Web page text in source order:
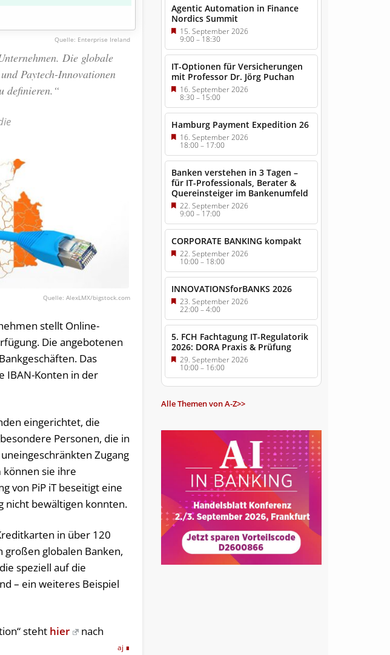
Enterprise Ireland
Die globale
Paytech-Innovationen
definieren.“
AlexLMX/bigstock.com
stellt Online-
Die angebotenen
Das
IBAN-Konten in der
eingerichtet, die
Personen, die in
Zugang
sie ihre
von PiP iT beseitigt eine
nicht bewältigen konnten.
in über 120
globalen Banken,
speziell auf die
– ein weiteres Beispiel
steht hier
nach
aj
Agentic Automation in Finance
Nordics Summit
15. September 2026
9:00–18:30
IT-Optionen für Versicherungen
mit Professor Dr. Jörg Puchan
16. September 2026
8:30–15:00
Hamburg Payment Expedition 26
16. September 2026
18:00– 17:00
Banken verstehen in 3 Tagen –
für IT-Professionals, Berater &
Quereinsteiger im Bankenumfeld
22. September 2026
9:00–17:00
CORPORATE BANKING kompakt
22. September 2026
10:00– 18:00
INNOVATIONSforBANKS 2026
23. September 2026
22:00–4:00
5. FCH Fachtagung IT-Regulatorik
2026: DORA Praxis & Prüfung
29. September 2026
10:00– 16:00
Alle Themen von A-Z>>